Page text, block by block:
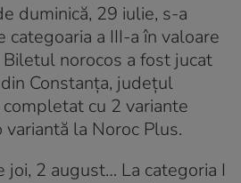
duminică, 29 iulie, s-a
a III-a în valoare
norocos a fost jucat
Constanța, județul
cu 2 variante
la Noroc Plus.
2 august… La categoria I